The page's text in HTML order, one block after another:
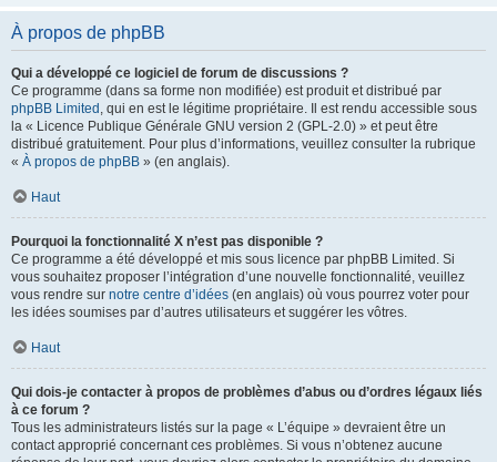
À propos de phpBB
Qui a développé ce logiciel de forum de discussions ?
Ce programme (dans sa forme non modifiée) est produit et distribué par
phpBB Limited , qui en est le légitime propriétaire. Il est rendu accessible sous
la « Licence Publique Générale GNU version 2 (GPL-2.0) » et peut être
distribué gratuitement. Pour plus d’informations, veuillez consulter la rubrique
« À propos de phpBB » (en anglais).
Haut
Pourquoi la fonctionnalité X n’est pas disponible ?
Ce programme a été développé et mis sous licence par phpBB Limited. Si
vous souhaitez proposer l’intégration d’une nouvelle fonctionnalité, veuillez
vous rendre sur notre centre d’idées (en anglais) où vous pourrez voter pour
les idées soumises par d’autres utilisateurs et suggérer les vôtres.
Haut
Qui dois-je contacter à propos de problèmes d’abus ou d’ordres légaux liés
à ce forum ?
Tous les administrateurs listés sur la page « L’équipe » devraient être un
contact approprié concernant ces problèmes. Si vous n’obtenez aucune